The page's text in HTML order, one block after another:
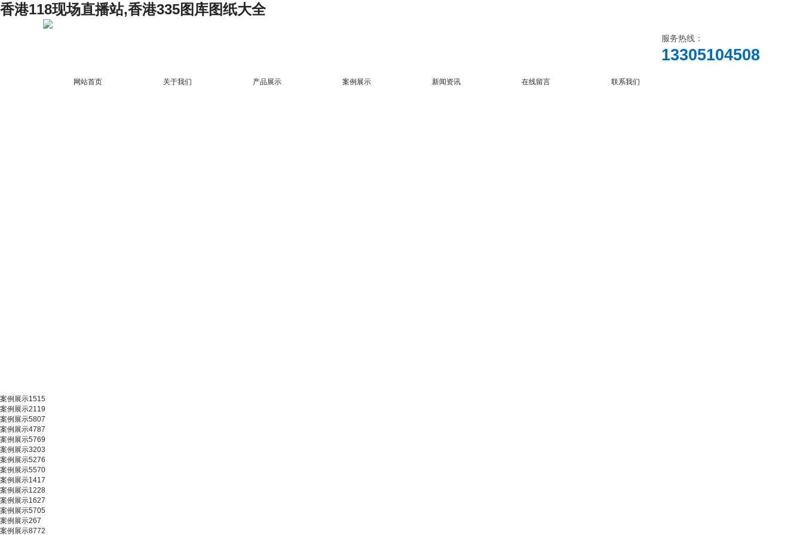
香港118现场直播站,香港335图库图纸大全
服务热线：
13305104508
网站首页 关于我们 产品展示 案例展示 新闻资讯 在线留言 联系我们
案例展示1515
案例展示2119
案例展示5807
案例展示4787
案例展示5769
案例展示3203
案例展示5276
案例展示5570
案例展示1417
案例展示1228
案例展示1627
案例展示5705
案例展示267
案例展示8772